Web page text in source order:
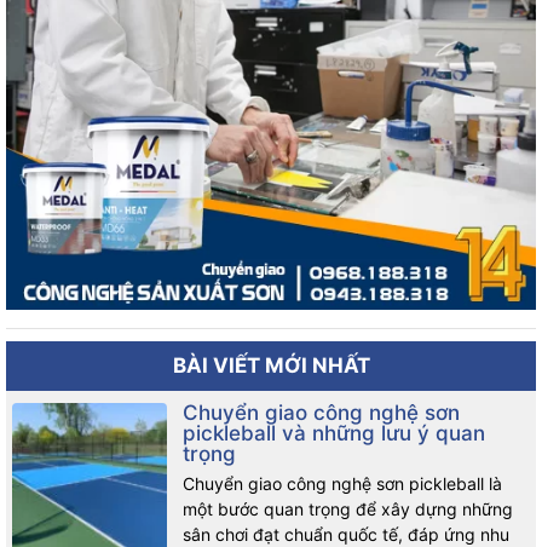
BÀI VIẾT MỚI NHẤT
Chuyển giao công nghệ sơn
pickleball và những lưu ý quan
trọng
Chuyển giao công nghệ sơn pickleball là
một bước quan trọng để xây dựng những
sân chơi đạt chuẩn quốc tế, đáp ứng nhu